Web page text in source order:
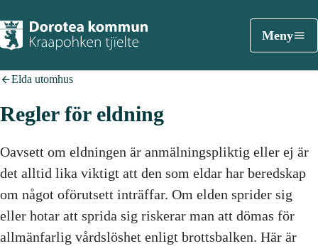
Meny
Elda utomhus
Regler för eldning
Oavsett om eldningen är anmälningspliktig eller ej är
det alltid lika viktigt att den som eldar har beredskap
om något oförutsett inträffar. Om elden sprider sig
eller hotar att sprida sig riskerar man att dömas för
allmänfarlig vårdslöshet enligt brottsbalken. Här är